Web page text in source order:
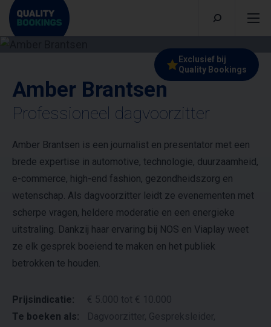
Exclusief bij
Quality Bookings
Amber Brantsen
Professioneel dagvoorzitter
Amber Brantsen is een journalist en presentator met een
brede expertise in automotive, technologie, duurzaamheid,
e-commerce, high-end fashion, gezondheidszorg en
wetenschap. Als dagvoorzitter leidt ze evenementen met
scherpe vragen, heldere moderatie en een energieke
uitstraling. Dankzij haar ervaring bij NOS en Viaplay weet
ze elk gesprek boeiend te maken en het publiek
betrokken te houden.
Prijsindicatie:
€ 5.000 tot € 10.000
Te boeken als:
Dagvoorzitter, Gespreksleider,